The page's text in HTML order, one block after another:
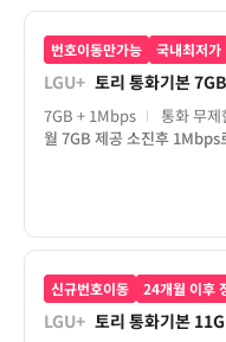
번호이동만가능 국내최저가
LGU+ 토리 통화기본
7GB + 1Mbps 통화 무제
월 7GB 제공 소진후 1Mbps
신규번호이동 24개월 이후
LGU+ 토리 통화기본